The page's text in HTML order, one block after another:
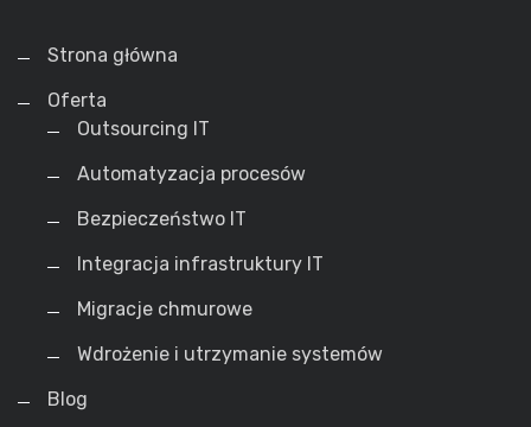
Strona główna
Oferta
Outsourcing IT
Automatyzacja procesów
Bezpieczeństwo IT
Integracja infrastruktury IT
Migracje chmurowe
Wdrożenie i utrzymanie systemów
Blog